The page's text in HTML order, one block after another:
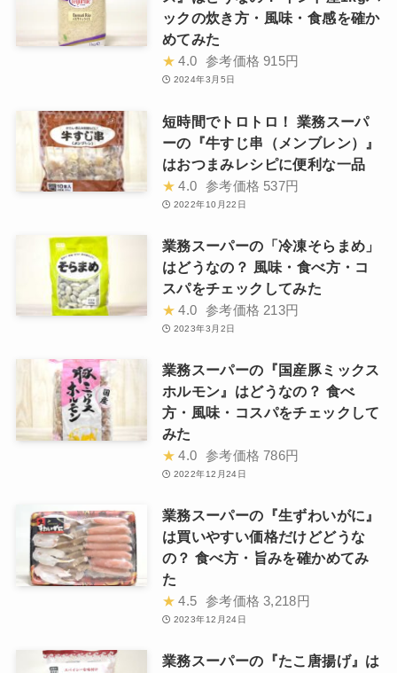
ックの炊き方・風味・食感を確か
めてみた
★ 4.0 参考価格 915円
2024年3月5日
短時間でトロトロ！ 業務スーパ
ーの『牛すじ串（メンブレン）』
はおつまみレシピに便利な一品
★ 4.0 参考価格 537円
2022年10月22日
業務スーパーの「冷凍そらまめ」
はどうなの？ 風味・食べ方・コ
スパをチェックしてみた
★ 4.0 参考価格 213円
2023年3月2日
業務スーパーの『国産豚ミックス
ホルモン』はどうなの？ 食べ
方・風味・コスパをチェックして
みた
★ 4.0 参考価格 786円
2022年12月24日
業務スーパーの『生ずわいがに』
は買いやすい価格だけどどうな
の？ 食べ方・旨みを確かめてみ
た
★ 4.5 参考価格 3,218円
2023年12月24日
業務スーパーの『たこ唐揚げ』は